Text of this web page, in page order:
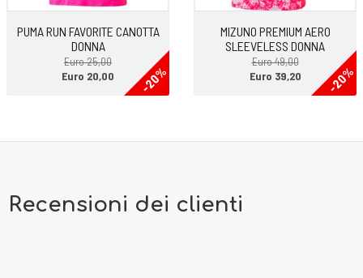
PUMA RUN FAVORITE CANOTTA
DONNA
Euro 25,00
-20%
Euro 20,00
MIZUNO PREMIUM AERO
SLEEVELESS DONNA
Euro 49,00
-20%
Euro 39,20
Recensioni dei clienti